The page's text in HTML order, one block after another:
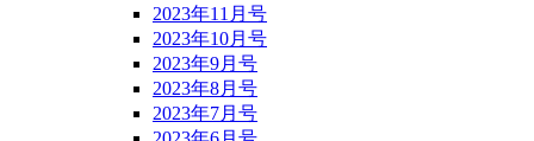
2023年11月号
2023年10月号
2023年9月号
2023年8月号
2023年7月号